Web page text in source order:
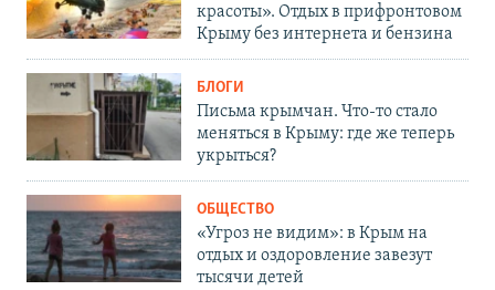
красоты». Отдых в прифронтовом
Крыму без интернета и бензина
БЛОГИ
Письма крымчан. Что-то стало
меняться в Крыму: где же теперь
укрыться?
ОБЩЕСТВО
«Угроз не видим»: в Крым на
отдых и оздоровление завезут
тысячи детей